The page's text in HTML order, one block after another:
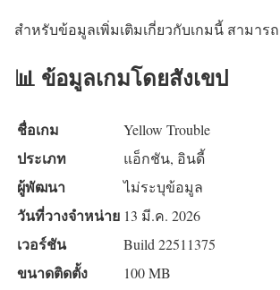
สำหรับข้อมูลเพิ่มเติมเกี่ยวกับเกมนี้ สามาร
📊 ข้อมูลเกมโดยสังเขป
ชื่อเกม Yellow Trouble
ประเภท แอ็กชัน, อินดี้
ผู้พัฒนา ไม่ระบุข้อมูล
วันที่วางจำหน่าย 13 มี.ค. 2026
เวอร์ชัน Build 22511375
ขนาดติดตั้ง 100 MB